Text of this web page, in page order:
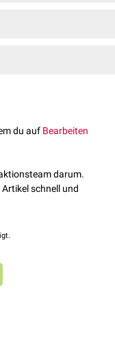
Ätiologie der Myokard-
Koronarangiographie
diagnostische
Techniken zum Einsatz
du auf Bearbeiten
darum.
schnell und